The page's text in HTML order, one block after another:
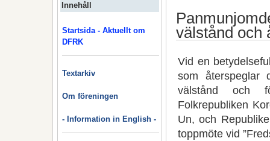
Innehåll
Startsida - Aktuellt om
DFRK
Textarkiv
Om föreningen
- Information in English -
välstånd och
Vid en
som återspeglar
välstånd och
Folkrepubliken
Un, och
toppmöte vid